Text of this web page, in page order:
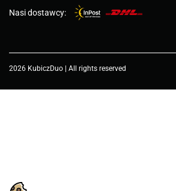
Nasi dostawcy:
2026 KubiczDuo | All rights reserved